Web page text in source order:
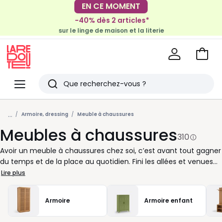
EN CE MOMENT
-30€ tous les 100€*
sur le meuble & la déco
-40% dès 2 articles*
sur le linge de maison et la literie
Menu
Redoute
Rechercher
Derniers
articles
vus
Voir
... Armoire, dressing Meuble à chaussures
Meubles à chaussures310
Avoir un meuble à chaussures chez soi, c’est avant tout gagner
du temps et de la place au quotidien. Fini les allées et venues
pour retrouver cette paire que vous portez si souvent : tout
reste à portée de main, bien ordonné. Un bon meuble de
rangement vous permet d’accueillir toutes vos paires sans
effort, qu’il s’agisse des chaussures que vous enfilez
rapidement chaque matin ou de celles réservées aux grandes
Lire plus
Armoire Armoire enfant